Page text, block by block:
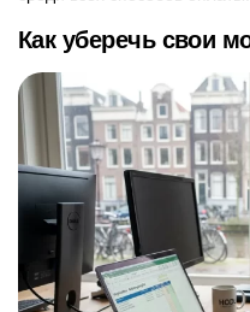
Как уберечь свои